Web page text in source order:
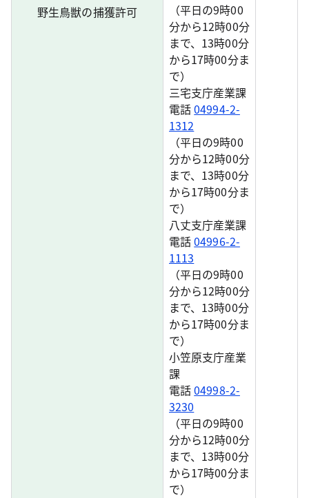
野生鳥獣の捕獲許可
（平日の9時00
分から12時00分
まで、13時00分
から17時00分ま
で）
三宅支庁産業課
電話04994-2-
1312
（平日の9時00
分から12時00分
まで、13時00分
から17時00分ま
で）
八丈支庁産業課
電話04996-2-
1113
（平日の9時00
分から12時00分
まで、13時00分
から17時00分ま
で）
小笠原支庁産業
課
電話04998-2-
3230
（平日の9時00
分から12時00分
まで、13時00分
から17時00分ま
で）